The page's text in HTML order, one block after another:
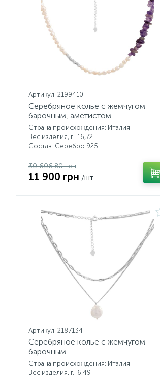
Артикул: 2199410
Серебряное колье с жемчугом
барочным, аметистом
Страна происхождения: Италия
Вес изделия, г.: 16,72
Состав: Серебро 925
30 606.80 грн
11 900 грн /шт.
Артикул: 2187134
Серебряное колье с жемчугом
барочным
Страна происхождения: Италия
Вес изделия, г.: 6,49